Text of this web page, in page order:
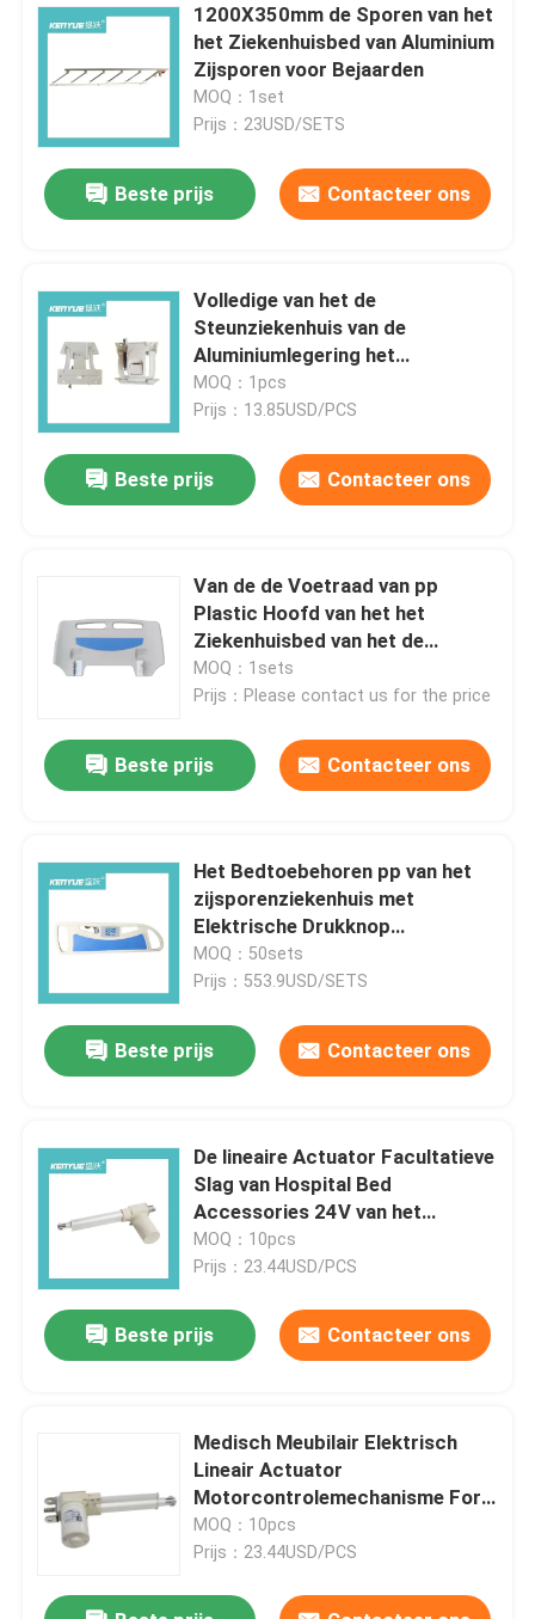
Over ons
Fabriekstocht
Nieuws
Gevallen
het bed van de het ziekenhuislevering
De Toebehoren van het het ziekenhuisbed
algemeen medisch onderzoeklaag
Medisch apparaatverbruiksgoederen
Elektrisch Verzorgingsbed
Handleiding ziekenhuisbed
Het Karretje van de noodsituatiebrancard
medisch instrumentenkarretje
Het Karretje van het computerwerkstation
IV Pool-Toebehoren
Medische Karretjekar
Het dienbladlijst van het het ziekenhuisbed
Regelbaar Bad Seat
1200X350mm de Sporen van het
het Ziekenhuisbed van Aluminium
Zijsporen voor Bejaarden
MOQ：1set
Prijs：23USD/SETS
Beste prijs Contacteer ons
Volledige van het de
Steunziekenhuis van de
Aluminiumlegering het
Bedtoebehoren voor Zijsporen
MOQ：1pcs
Prijs：13.85USD/PCS
Beste prijs Contacteer ons
Van de de Voetraad van pp
Plastic Hoofd van het het
Ziekenhuisbed van het de
Toebehorenziekenhuis het
Bedfootboard
MOQ：1sets
Prijs：Please contact us for the price
Beste prijs Contacteer ons
Het Bedtoebehoren pp van het
zijsporenziekenhuis met
Elektrische Drukknop
Multifunctie
MOQ：50sets
Prijs：553.9USD/SETS
Beste prijs Contacteer ons
De lineaire Actuator Facultatieve
Slag van Hospital Bed
Accessories 24V van het
Motorcontrolemechanisme
MOQ：10pcs
Prijs：23.44USD/PCS
Beste prijs Contacteer ons
Medisch Meubilair Elektrisch
Lineair Actuator
Motorcontrolemechanisme For
Hospital Bed
MOQ：10pcs
Prijs：23.44USD/PCS